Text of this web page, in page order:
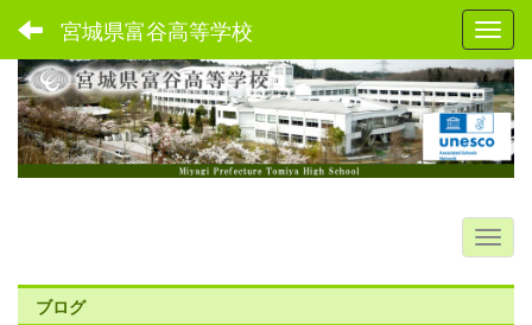
宮城県富谷高等学校
ブログ